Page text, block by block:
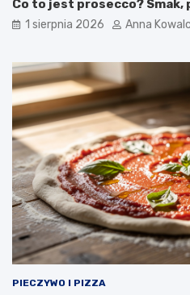
Co to jest prosecco?
1 sierpnia 2026 Anna
PIECZYWO I PIZZA